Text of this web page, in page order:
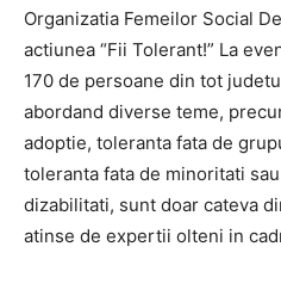
Organizatia Femeilor Social
actiunea “Fii Tolerant!” La
170 de persoane din tot
abordand diverse teme,
adoptie, toleranta fata de
toleranta fata de minoritati
dizabilitati, sunt doar cateva
atinse de expertii olteni in